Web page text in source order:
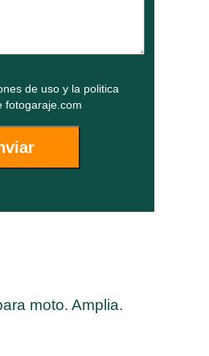
de uso y la politica
fotogaraje.com
moto. Amplia.